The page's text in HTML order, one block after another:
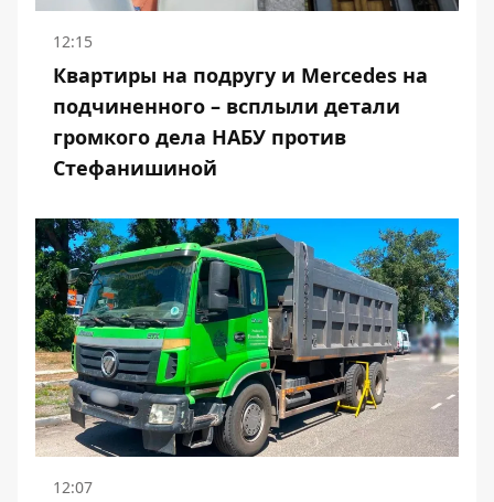
12:15
Квартиры на подругу и Mercedes на
подчиненного – всплыли детали
громкого дела НАБУ против
Стефанишиной
12:07